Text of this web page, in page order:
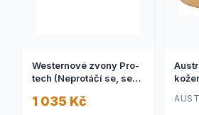
Westernové zvony Pro-
tech (Neprotáčí se, sedí
1 035 Kč